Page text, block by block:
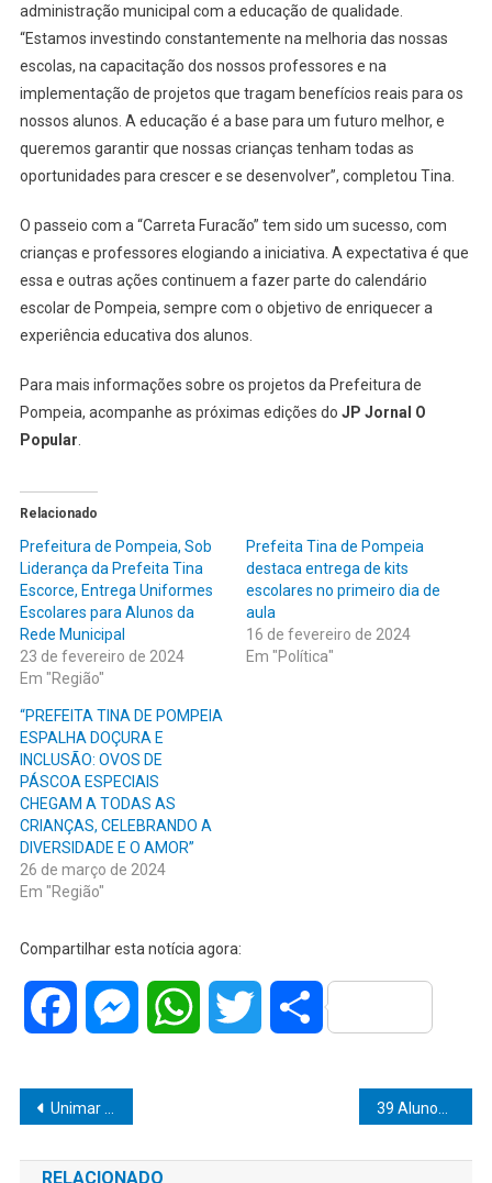
administração municipal com a educação de qualidade.
“Estamos investindo constantemente na melhoria das nossas
escolas, na capacitação dos nossos professores e na
implementação de projetos que tragam benefícios reais para os
nossos alunos. A educação é a base para um futuro melhor, e
queremos garantir que nossas crianças tenham todas as
oportunidades para crescer e se desenvolver”, completou Tina.
O passeio com a “Carreta Furacão” tem sido um sucesso, com
crianças e professores elogiando a iniciativa. A expectativa é que
essa e outras ações continuem a fazer parte do calendário
escolar de Pompeia, sempre com o objetivo de enriquecer a
experiência educativa dos alunos.
Para mais informações sobre os projetos da Prefeitura de
Pompeia, acompanhe as próximas edições do JP Jornal O
Popular
Relacionado
Prefeitura de Pompeia, Sob
Liderança da Prefeita Tina
Escorce, Entrega Uniformes
Escolares para Alunos da
Rede Municipal
23 de fevereiro de 2024
Em "Região"
Prefeita Tina de Pompeia
destaca entrega de kits
escolares no primeiro dia de
aula
16 de fevereiro de 2024
Em "Política"
“PREFEITA TINA DE POMPEIA
ESPALHA DOÇURA E
INCLUSÃO: OVOS DE
PÁSCOA ESPECIAIS
CHEGAM A TODAS AS
CRIANÇAS, CELEBRANDO A
DIVERSIDADE E O AMOR”
26 de março de 2024
Em "Região"
Compartilhar esta notícia agora:
Facebook MessengerWhatsAppTwitter Share
Navegação
de
Unimar EAD é destaque no Programa “Visita na Record”
RELACIONADO